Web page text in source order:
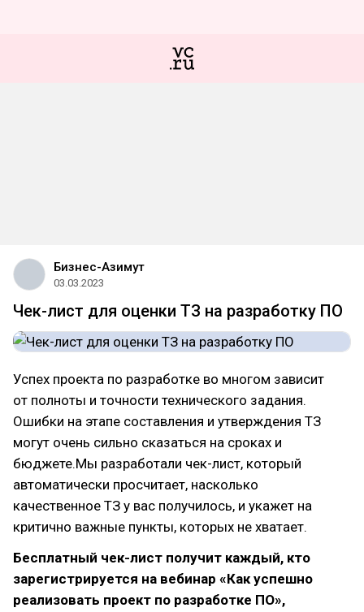
Бизнес-Азимут
03.03.2023
Чек-лист для оценки ТЗ на разработку ПО
Успех проекта по разработке во многом зависит
от полноты и точности технического задания.
Ошибки на этапе составления и утверждения ТЗ
могут очень сильно сказаться на сроках и
бюджете.Мы разработали чек-лист, который
автоматически просчитает, насколько
качественное ТЗ у вас получилось, и укажет на
критично важные пункты, которых не хватает.
Бесплатный чек-лист получит каждый, кто
зарегистрируется на вебинар «Как успешно
реализовать проект по разработке ПО»,